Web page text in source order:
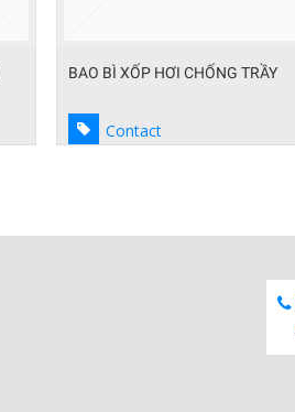
BAO BÌ XỐP HƠI CHỐNG TRẦY
Contact